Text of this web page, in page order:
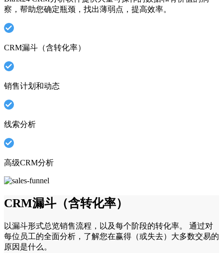
察，帮助您确定瓶颈，找出薄弱点，提高效率。
CRM漏斗（含转化率）
销售计划和动态
线索分析
高级CRM分析
CRM漏斗（含转化率）
以漏斗形式总览销售流程，以及每个阶段的转化率。 通过对
每位员工的全面分析，了解您在赢得（或失去）大多数交易的
原因是什么。